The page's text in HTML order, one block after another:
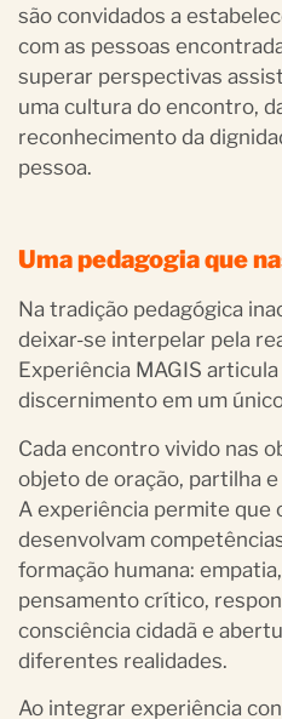
são convidados a
com as pessoas
superar perspectivas
uma cultura do encontro,
reconhecimento da
pessoa.
Uma pedagogia que
Na tradição pedagógica
deixar-se interpelar pela
Experiência MAGIS
discernimento em um
Cada encontro vivido nas
objeto de oração, partilha
A experiência permite que
desenvolvam
formação humana:
pensamento crítico,
consciência cidadã e
diferentes realidades.
Ao integrar experiência